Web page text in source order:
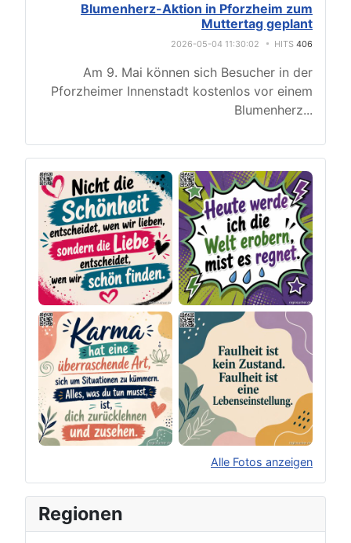
Blumenherz-Aktion in Pforzheim zum
Muttertag geplant
2026-05-04 11:30:02 HITS 406
Am 9. Mai können sich Besucher in der
Pforzheimer Innenstadt kostenlos vor einem
Blumenherz...
Alle Fotos anzeigen
Original herunterladen
Regionen